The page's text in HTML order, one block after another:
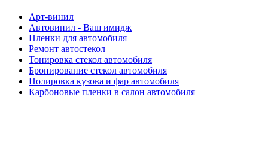
Арт-винил
Автовинил - Ваш имидж
Пленки для автомобиля
Ремонт автостекол
Тонировка стекол автомобиля
Бронирование стекол автомобиля
Полировка кузова и фар автомобиля
Карбоновые пленки в салон автомобиля